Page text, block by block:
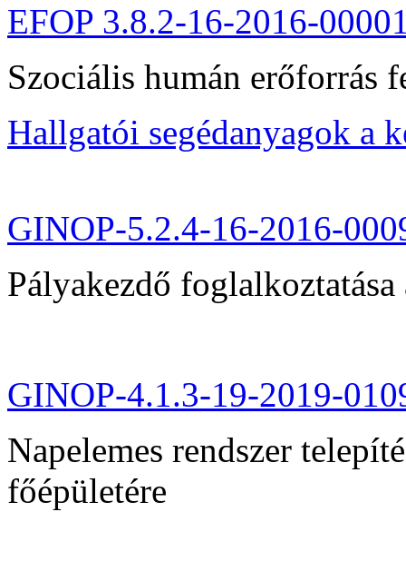
EFOP 3.8.2-16-2016-
Szociális humán erőforrás
Hallgatói segédanyagok a
GINOP-5.2.4-16-2016-
Pályakezdő
GINOP-4.1.3-19-2019-
Napelemes rendszer
főépületére